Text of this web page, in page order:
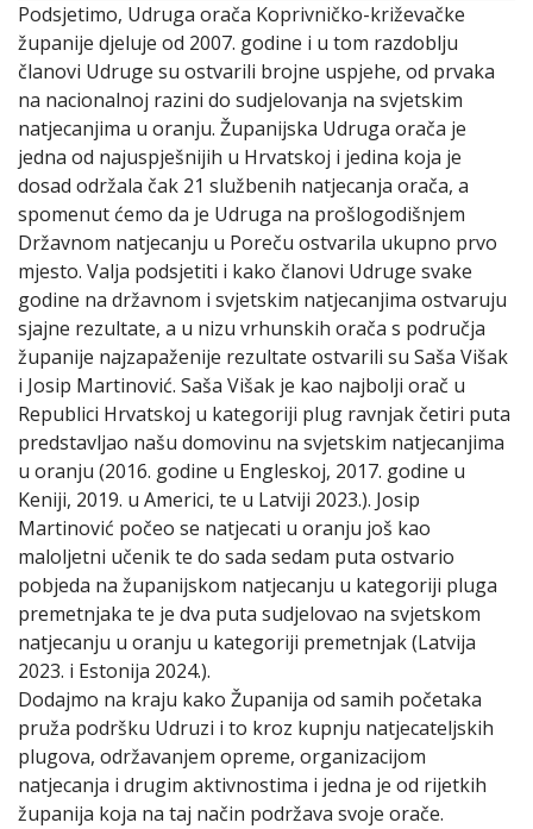
Podsjetimo, Udruga orača Koprivničko-križevačke
županije djeluje od 2007. godine i u tom razdoblju
članovi Udruge su ostvarili brojne uspjehe, od prvaka
na nacionalnoj razini do sudjelovanja na svjetskim
natjecanjima u oranju. Županijska Udruga orača je
jedna od najuspješnijih u Hrvatskoj i jedina koja je
dosad održala čak 21 službenih natjecanja orača, a
spomenut ćemo da je Udruga na prošlogodišnjem
Državnom natjecanju u Poreču ostvarila ukupno prvo
mjesto. Valja podsjetiti i kako članovi Udruge svake
godine na državnom i svjetskim natjecanjima ostvaruju
sjajne rezultate, a u nizu vrhunskih orača s područja
županije najzapaženije rezultate ostvarili su Saša Višak
i Josip Martinović. Saša Višak je kao najbolji orač u
Republici Hrvatskoj u kategoriji plug ravnjak četiri puta
predstavljao našu domovinu na svjetskim natjecanjima
u oranju (2016. godine u Engleskoj, 2017. godine u
Keniji, 2019. u Americi, te u Latviji 2023.). Josip
Martinović počeo se natjecati u oranju još kao
maloljetni učenik te do sada sedam puta ostvario
pobjeda na županijskom natjecanju u kategoriji pluga
premetnjaka te je dva puta sudjelovao na svjetskom
natjecanju u oranju u kategoriji premetnjak (Latvija
2023. i Estonija 2024.).
Dodajmo na kraju kako Županija od samih početaka
pruža podršku Udruzi i to kroz kupnju natjecateljskih
plugova, održavanjem opreme, organizacijom
natjecanja i drugim aktivnostima i jedna je od rijetkih
županija koja na taj način podržava svoje orače.